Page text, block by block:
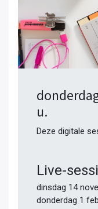
u.
Deze digitale
Live-
dinsdag 14
donderdag 1